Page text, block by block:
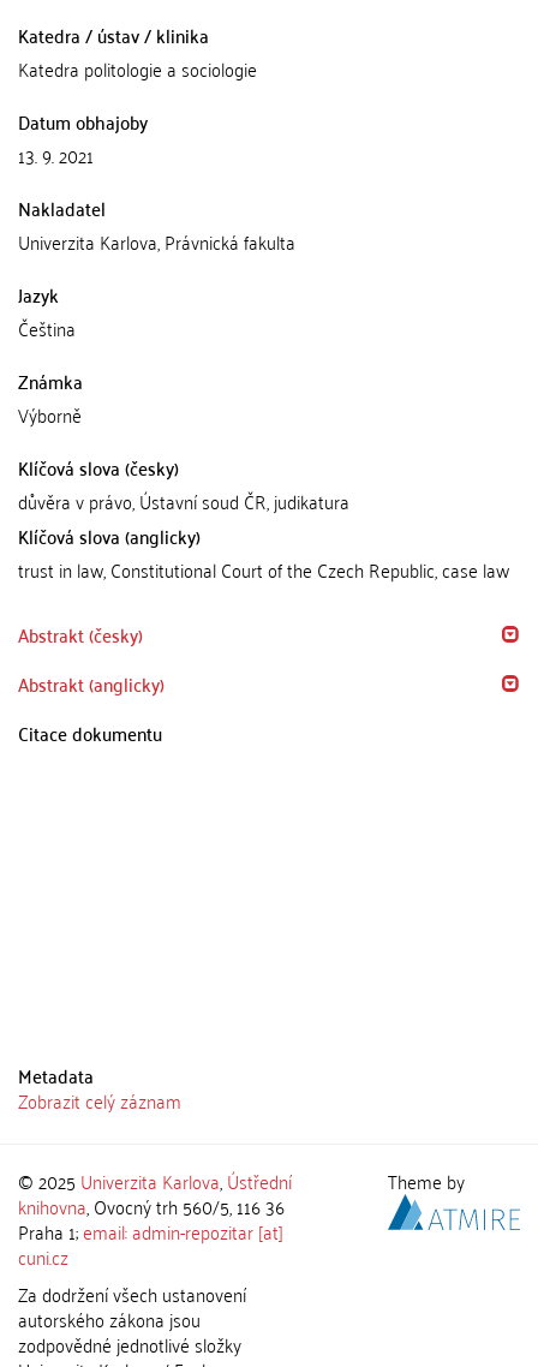
Katedra / ústav / klinika
Katedra politologie a sociologie
Datum obhajoby
13. 9. 2021
Nakladatel
Univerzita Karlova, Právnická fakulta
Jazyk
Čeština
Známka
Výborně
Klíčová slova (česky)
důvěra v právo, Ústavní soud ČR, judikatura
Klíčová slova (anglicky)
trust in law, Constitutional Court of the Czech Republic, case law
Abstrakt (česky)
Abstrakt (anglicky)
Citace dokumentu
Metadata
Zobrazit celý záznam
© 2025 Univerzita Karlova,Ústřední
knihovna, Ovocný trh 560/5, 116 36
Praha 1;email: admin-repozitar [at]
cuni.cz
Za dodržení všech ustanovení
autorského zákona jsou
zodpovědné jednotlivé složky
Theme by